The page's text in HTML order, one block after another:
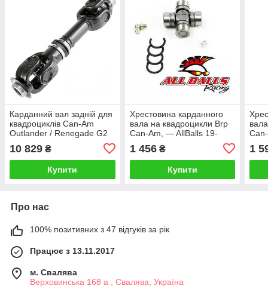
Карданний вал задній для
квадроциклів Can-Am
Outlander / Renegade G2
(2016-) X-ATV CAL-SH139
10 829 ₴
Купити
Хрестовина карданного
вала на квадроцикли Brp
Can-Am, — AllBalls 19-
1 456₴
Купити
1
Про нас
100% позитивних з 47 відгуків за рік
Працює з 13.11.2017
м. Свалява
Верховинська 168 а , Свалява, Україна